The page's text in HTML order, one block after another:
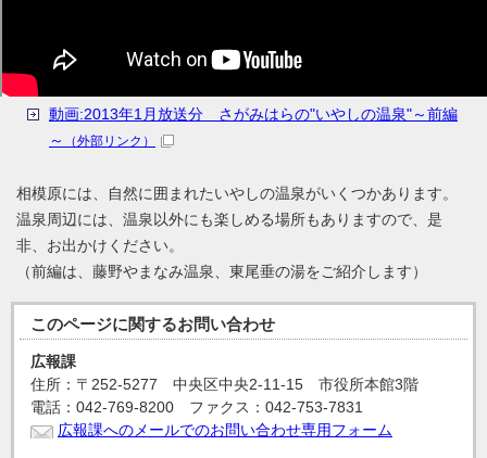
動画:2013年1月放送分 さがみはらの"いやしの温泉"～前編
～
（外部リンク）
相模原には、自然に囲まれたいやしの温泉がいくつかあります。
温泉周辺には、温泉以外にも楽しめる場所もありますので、是
非、お出かけください。
（前編は、藤野やまなみ温泉、東尾垂の湯をご紹介します）
このページに関するお問い合わせ
広報課
住所：〒252-5277 中央区中央2-11-15 市役所本館3階
電話：042-769-8200 ファクス：042-753-7831
広報課へのメールでのお問い合わせ専用フォーム